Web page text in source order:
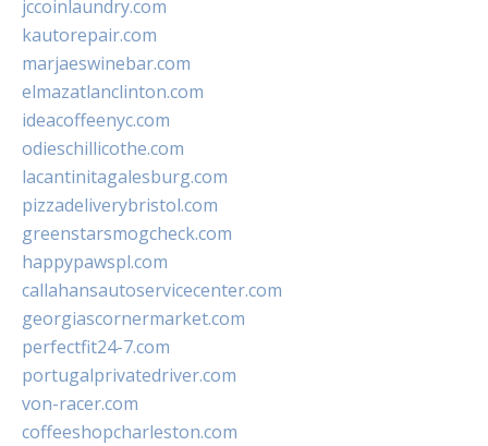
jccoinlaundry.com
kautorepair.com
marjaeswinebar.com
elmazatlanclinton.com
ideacoffeenyc.com
odieschillicothe.com
lacantinitagalesburg.com
pizzadeliverybristol.com
greenstarsmogcheck.com
happypawspl.com
callahansautoservicecenter.com
georgiascornermarket.com
perfectfit24-7.com
portugalprivatedriver.com
von-racer.com
coffeeshopcharleston.com